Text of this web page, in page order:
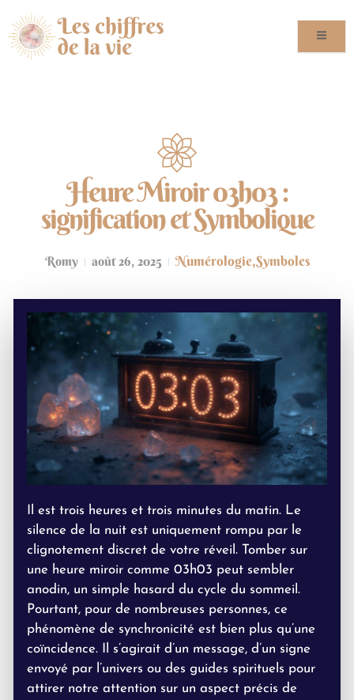
Heure Miroir 03h03 :
signification et Symbolique
Romy août 26, 2025 Numérologie,Symboles
Il est trois heures et trois minutes du matin. Le
silence de la nuit est uniquement rompu par le
clignotement discret de votre réveil. Tomber sur
une heure miroir comme 03h03 peut sembler
anodin, un simple hasard du cycle du sommeil.
Pourtant, pour de nombreuses personnes, ce
phénomène de synchronicité est bien plus qu’une
coïncidence. Il s’agirait d’un message, d’un signe
envoyé par l’univers ou des guides spirituels pour
attirer notre attention sur un aspect précis de